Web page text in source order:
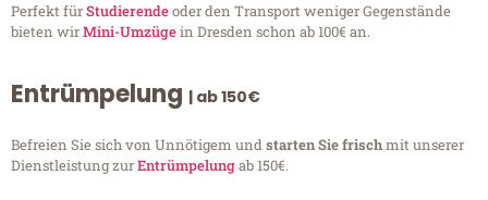
Perfekt fürStudierendeoder den Transport weniger Gegenstände
bieten wirMini-Umzügein Dresden schon ab 100€ an.
Entrümpelung | ab 150€
Befreien Sie sich von Unnötigem undstarten Sie frischmit unserer
Dienstleistung zurEntrümpelungab 150€.